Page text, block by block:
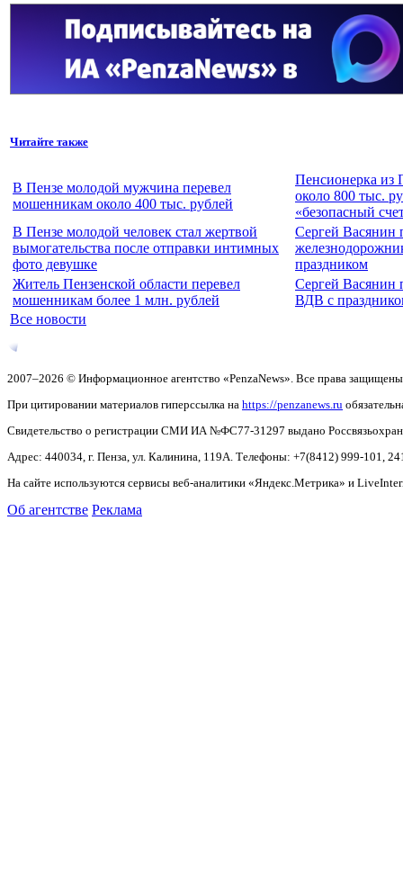
Читайте также
В Пензе молодой мужчина перевел
мошенникам около 400 тыс. рублей
Пенсионерка из
около 800 тыс.
«безопасный
В Пензе молодой человек стал жертвой
вымогательства после отправки интимных
фото девушке
Сергей Васянин
праздником
Житель Пензенской области перевел
мошенникам более 1 млн. рублей
Сергей Васянин
ВДВ с
Все новости
2007–2026 © Информационное агентство «PenzaNews». Все права
При цитировании материалов гиперссылка на https://penzanews.ru
Свидетельство о регистрации СМИ ИА №ФС77-31297 выдано
Адрес: 440034, г. Пенза, ул. Калинина, 119А. Телефоны: +7(8412) 999-101,
На сайте используются сервисы веб-аналитики «Яндекс.Метрика» и
Об агентстве Реклама